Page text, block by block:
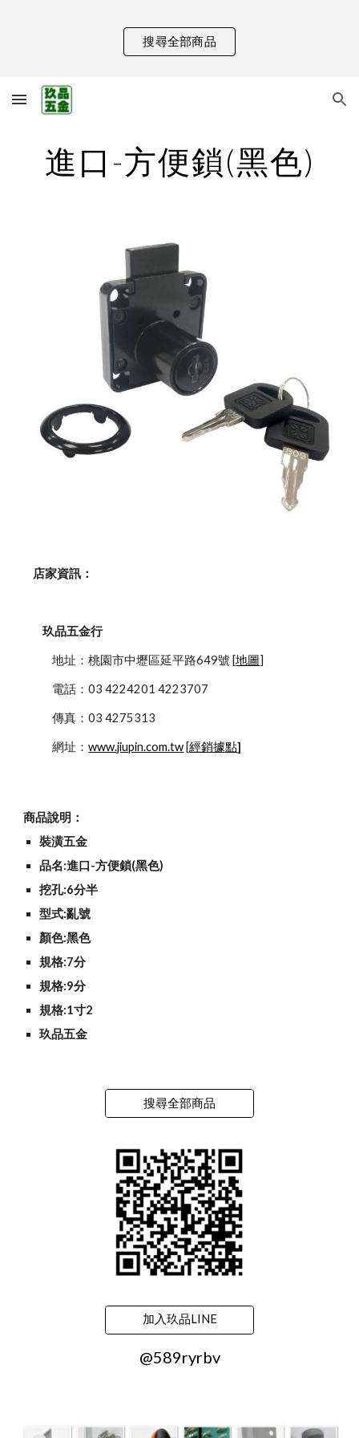
Skip to main content
搜尋全部商品
進口-方便鎖(黑色)
    店家資訊：
玖品五金行
            地址：桃園市中壢區延平路649號 [
地圖]
            電話：03 4224201 4223707
            傳真：03 4275313
            網址：
www.jiupin.com.tw [經銷據點]
商品說明：
裝潢五金
品名:進口-方便鎖(黑色)
挖孔:6分半
型式:亂號
顏色:黑色
規格:7分
規格:9分
規格:1寸2
玖品五金
搜尋全部商品
加入玖品LINE
@589ryrbv